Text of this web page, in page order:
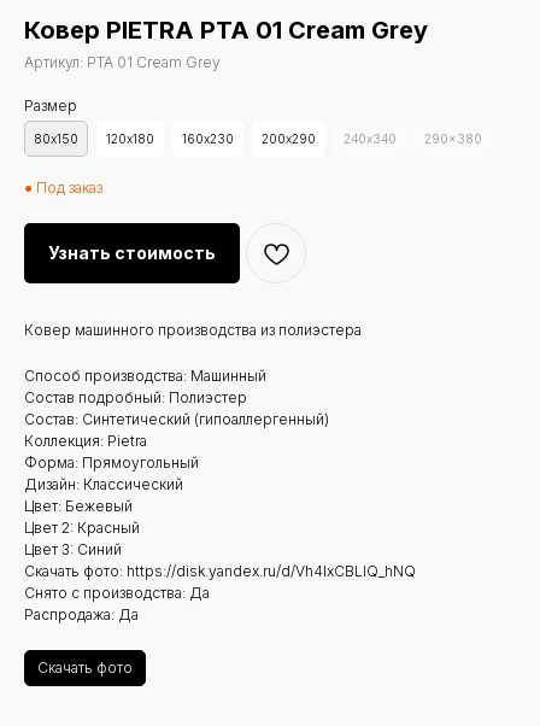
Ковер PIETRA PTA 01 Cream Grey
Артикул: PTA 01 Cream Grey
Размер
80х150 120х180 160х230 200х290 240х340 290x380
● Под заказ
Узнать стоимость
Ковер машинного производства из полиэстера
Способ производства: Машинный
Состав подробный: Полиэстер
Состав: Синтетический (гипоаллергенный)
Коллекция: Pietra
Форма: Прямоугольный
Дизайн: Классический
Цвет: Бежевый
Цвет 2: Красный
Цвет 3: Синий
Скачать фото: https://disk.yandex.ru/d/Vh4lxCBLIQ_hNQ
Снято с производства: Да
Распродажа: Да
Скачать фото